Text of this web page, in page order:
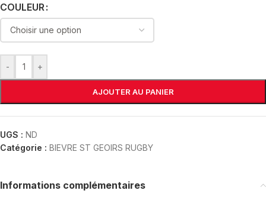
COULEUR
- +
AJOUTER AU PANIER
UGS : ND
Catégorie : BIEVRE ST GEOIRS RUGBY
Informations complémentaires